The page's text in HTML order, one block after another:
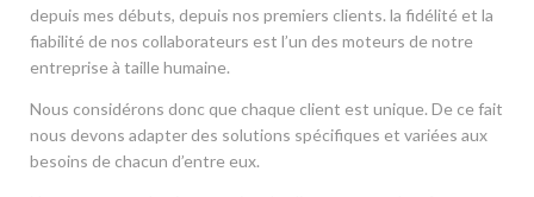
depuis mes débuts, depuis nos premiers clients. la fidélité et la
fiabilité de nos collaborateurs est l’un des moteurs de notre
entreprise à taille humaine.
Nous considérons donc que chaque client est unique. De ce fait
nous devons adapter des solutions spécifiques et variées aux
besoins de chacun d’entre eux.